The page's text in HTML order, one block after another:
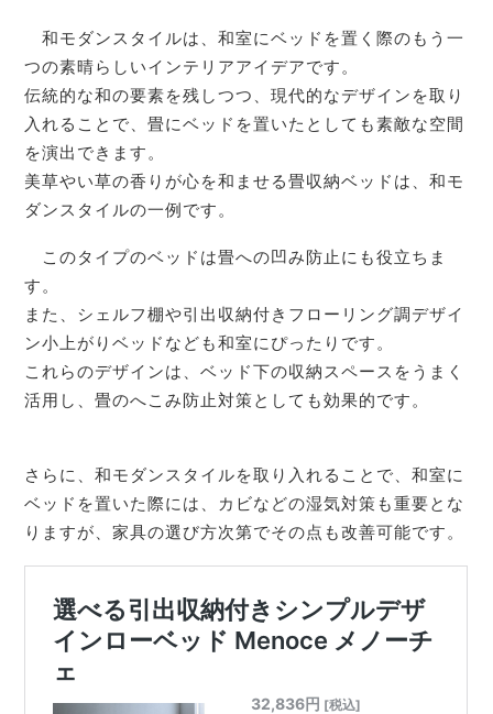
和モダンスタイルは、和室にベッドを置く際のもう一
つの素晴らしいインテリアアイデアです。
伝統的な和の要素を残しつつ、現代的なデザインを取り
入れることで、畳にベッドを置いたとしても素敵な空間
を演出できます。
美草やい草の香りが心を和ませる畳収納ベッドは、和モ
ダンスタイルの一例です。
このタイプのベッドは畳への凹み防止にも役立ちま
す。
また、シェルフ棚や引出収納付きフローリング調デザイ
ン小上がりベッドなども和室にぴったりです。
これらのデザインは、ベッド下の収納スペースをうまく
活用し、畳のへこみ防止対策としても効果的です。
さらに、和モダンスタイルを取り入れることで、和室に
ベッドを置いた際には、カビなどの湿気対策も重要とな
りますが、家具の選び方次第でその点も改善可能です。